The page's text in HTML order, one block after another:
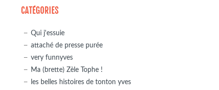
CATÉGORIES
Qui j'essuie
attaché de presse purée
very funnyves
Ma (brette) Zèle Tophe !
les belles histoires de tonton yves